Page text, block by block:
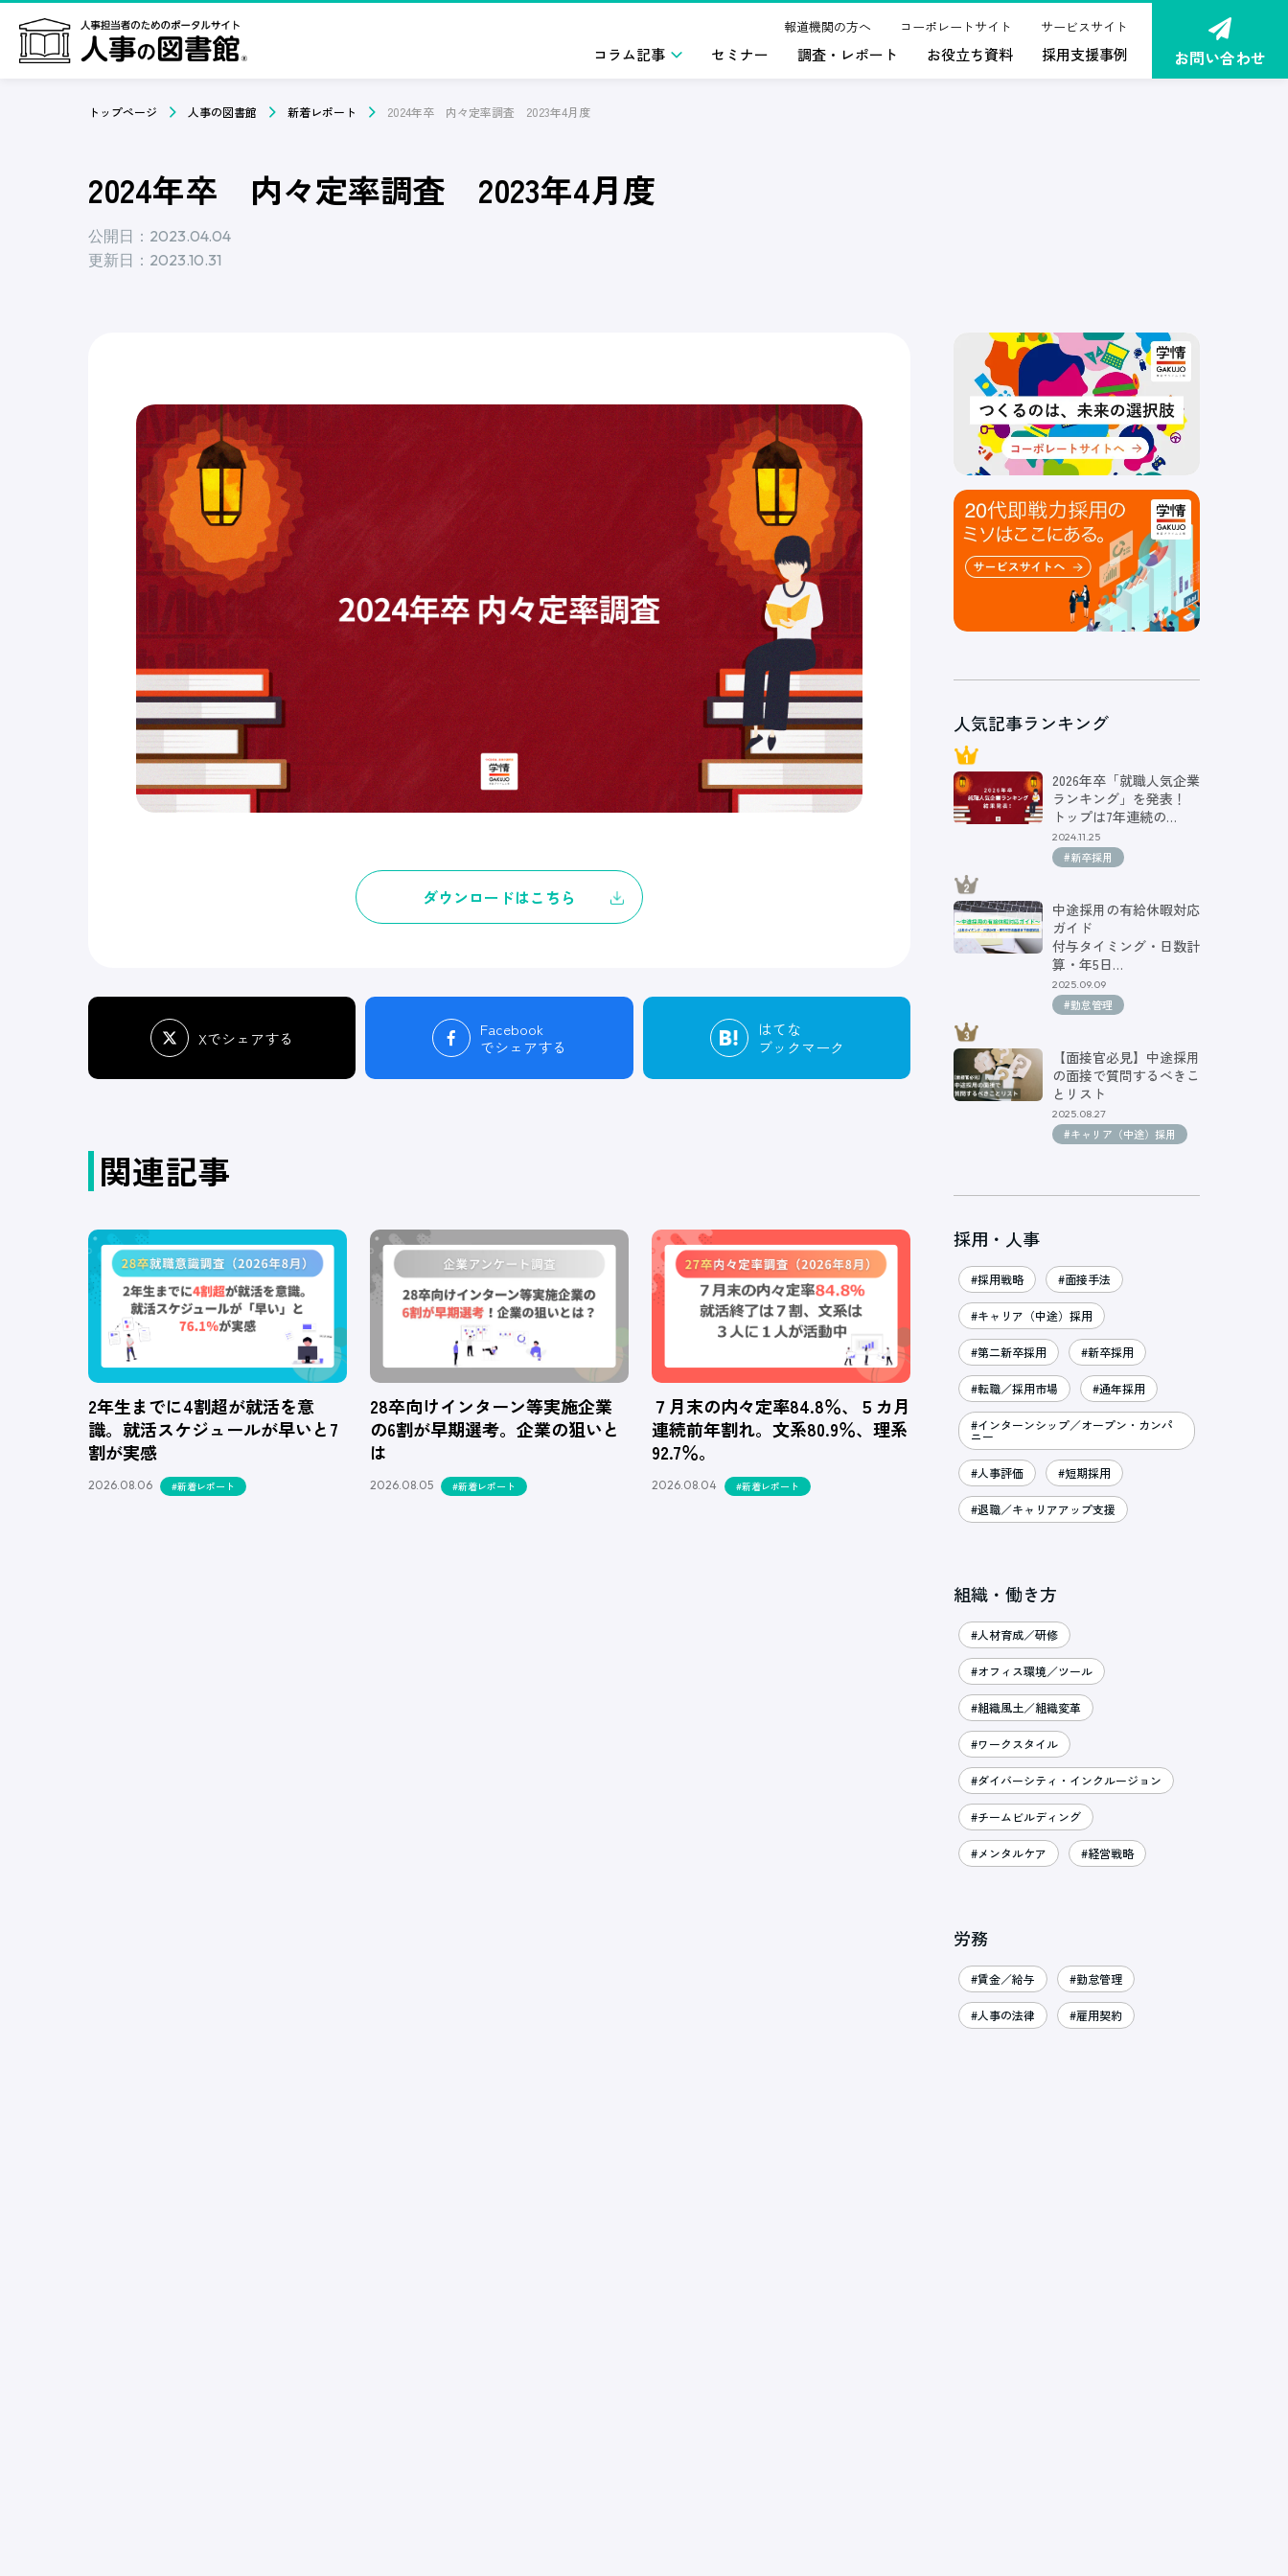
報道機関の方へ コーポレートサイト サービスサイト
コラム記事 セミナー 調査・レポート お役立ち資料 採用支援事例 お問い合わせ
トップページ 人事の図書館 新着レポート 2024年卒 内々定率調査 2023年4月度
2024年卒 内々定率調査 2023年4月度
公開日：2023.04.04
更新日：2023.10.31
ダウンロードはこちら
Xでシェアする
Facebook
でシェアする
はてな
ブックマーク
関連記事
2年生までに4割超が就活を意
識。就活スケジュールが早いと7
割が実感
2026.08.06 #新着レポート
28卒向けインターン等実施企業
の6割が早期選考。企業の狙いと
は
2026.08.05 #新着レポート
７月末の内々定率84.8％、５カ月
連続前年割れ。文系80.9％、理系
92.7％。
2026.08.04 #新着レポート
人気記事ランキング
2026年卒「就職人気企業
ランキング」を発表！
トップは7年連続の…
2024.11.25
#新卒採用
中途採用の有給休暇対応
ガイド
付与タイミング・日数計
算・年5日…
2025.09.09
#勤怠管理
【面接官必見】中途採用
の面接で質問するべきこ
とリスト
2025.08.27
#キャリア（中途）採用
採用・人事
#採用戦略 #面接手法
#キャリア（中途）採用
#第二新卒採用 #新卒採用
#転職／採用市場 #通年採用
#インターンシップ／オープン・カンパ
ニー
#人事評価 #短期採用
#退職／キャリアアップ支援
組織・働き方
#人材育成／研修
#オフィス環境／ツール
#組織風土／組織変革
#ワークスタイル
#ダイバーシティ・インクルージョン
#チームビルディング
#メンタルケア #経営戦略
労務
#賃金／給与 #勤怠管理
#人事の法律 #雇用契約